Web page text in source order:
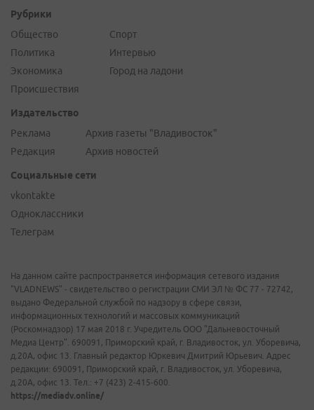
Рубрики
Общество
Политика
Экономика
Происшествия
Спорт
Интервью
Город на ладони
Издательство
Реклама
Редакция
Архив газеты "Владивосток"
Архив новостей
Социальные сети
vkontakte
Одноклассники
Телеграм
На данном сайте распространяется информация сетевого издания
"VLADNEWS" - свидетельство о регистрации СМИ ЭЛ № ФС 77 - 72742,
выдано Федеральной службой по надзору в сфере связи,
информационных технологий и массовых коммуникаций
(Роскомнадзор) 17 мая 2018 г. Учредитель ООО "Дальневосточный
Медиа Центр". 690091, Приморский край, г. Владивосток, ул. Уборевича,
д.20А, офис 13. Главный редактор Юркевич Дмитрий Юрьевич. Адрес
редакции: 690091, Приморский край, г. Владивосток, ул. Уборевича,
д.20А, офис 13. Тел.: +7 (423) 2-415-600.
https://mediadv.online/